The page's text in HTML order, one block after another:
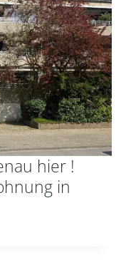
hier !
in